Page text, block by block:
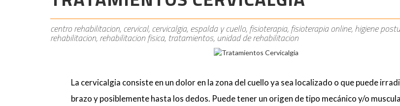
centro rehabilitacion, cervical, cervicalgia, espalda y cuello, fisioterapia, fisioterapia online, higiene
rehabilitacion, rehabilitacion fisica, tratamientos, unidad de rehabilitacion
La cervicalgia consiste en un dolor en la zona del cuello ya sea localizado o que puede
brazo y posiblemente hasta los dedos. Puede tener un origen de tipo mecánico y/o